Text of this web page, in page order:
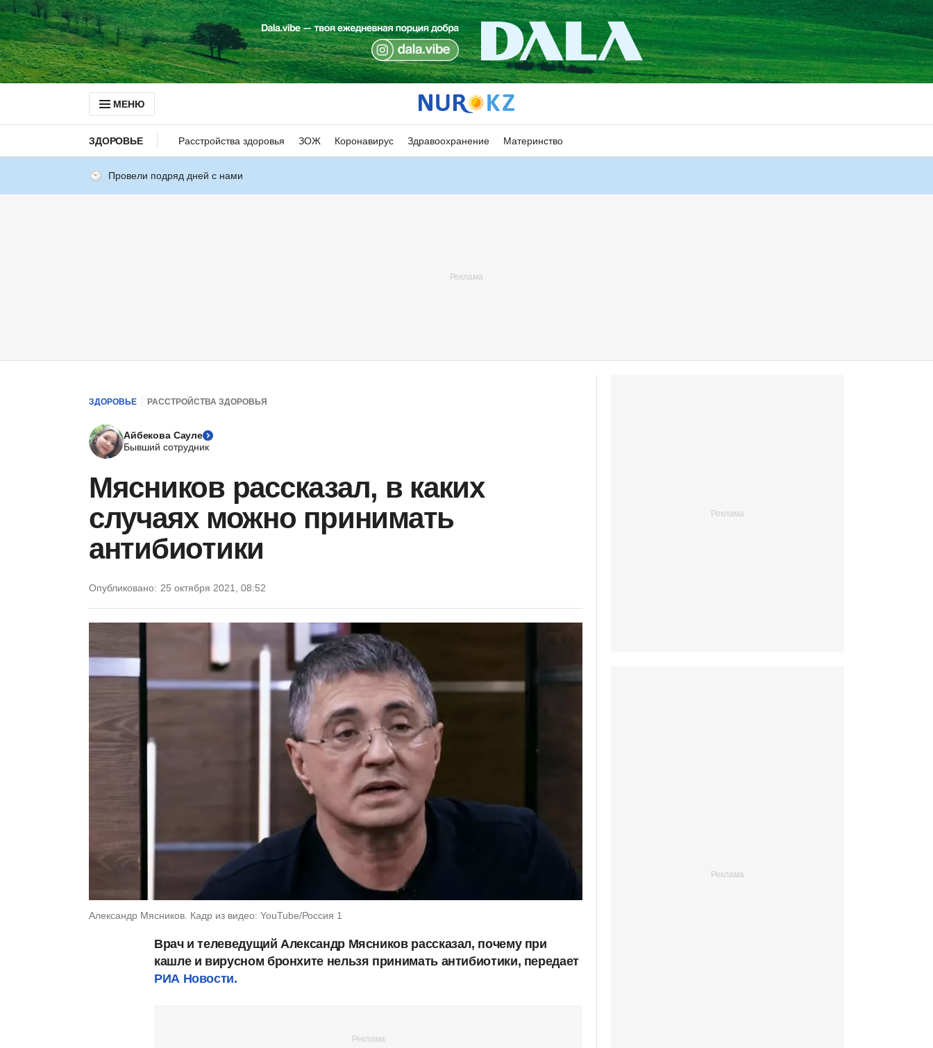
МЕНЮ
ЗДОРОВЬЕ Расстройства здоровья ЗОЖ Коронавирус Здравоохранение Материнство
Провели подряд дней с нами
ЗДОРОВЬЕ РАССТРОЙСТВА ЗДОРОВЬЯ
Айбекова Сауле
Бывший сотрудник
Мясников рассказал, в каких
случаях можно принимать
антибиотики
Опубликовано: 25 октября 2021, 08:52
Александр Мясников. Кадр из видео: YouTube/Россия 1
Врач и телеведущий Александр Мясников рассказал, почему при
кашле и вирусном бронхите нельзя принимать антибиотики, передает
РИА Новости.